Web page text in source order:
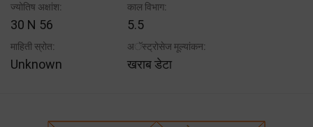
ज्योतिष अक्षांश:
30 N 56
काल विभाग:
5.5
माहिती स्रोत:
Unknown
अॅस्ट्रोसेज मूल्यांकन:
खराब डेटा